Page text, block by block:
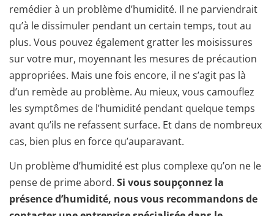
remédier à un problème d’humidité. Il ne parviendrait
qu’à le dissimuler pendant un certain temps, tout au
plus. Vous pouvez également gratter les moisissures
sur votre mur, moyennant les mesures de précaution
appropriées. Mais une fois encore, il ne s’agit pas là
d’un remède au problème. Au mieux, vous camouflez
les symptômes de l’humidité pendant quelque temps
avant qu’ils ne refassent surface. Et dans de nombreux
cas, bien plus en force qu’auparavant.
Un problème d’humidité est plus complexe qu’on ne le
pense de prime abord. Si vous soupçonnez la
présence d’humidité, nous vous recommandons de